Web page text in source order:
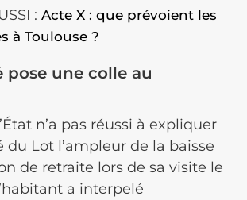
: Acte X : que prévoient les
à Toulouse ?
pose une colle au
n’a pas réussi à expliquer
du Lot l’ampleur de la baisse
de retraite lors de sa visite le
a interpelé